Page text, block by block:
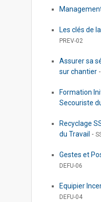
Les clés de
PREV-02
Assurer sa
sur chantier -
Formation
Secouriste
Recyclage
du Travail -
Gestes et
DEFU-06
Equipier
DEFU-04